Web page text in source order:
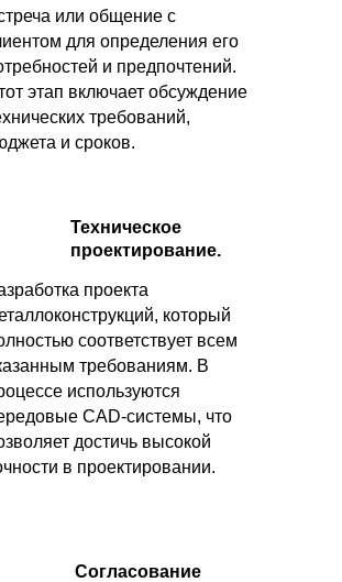
Техническое
проектирование.
проекта
который
соответствует всем
требованиям. В
используются
CAD-системы, что
достичь высокой
в проектировании.
или общение с
для определения его
и предпочтений.
этап включает обсуждение
требований,
и сроков.
Согласование